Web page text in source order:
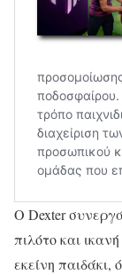
Ο Dexter
πιλότο και
εκείνη